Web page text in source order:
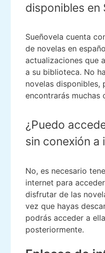
disponibles en
Sueñovela cuenta
de novelas en
actualizaciones que
a su biblioteca. No
novelas disponibles,
encontrarás muchas
¿Puedo
sin conexión a
No, es necesario
internet para
disfrutar de las
vez que hayas
podrás acceder a
posteriormente.